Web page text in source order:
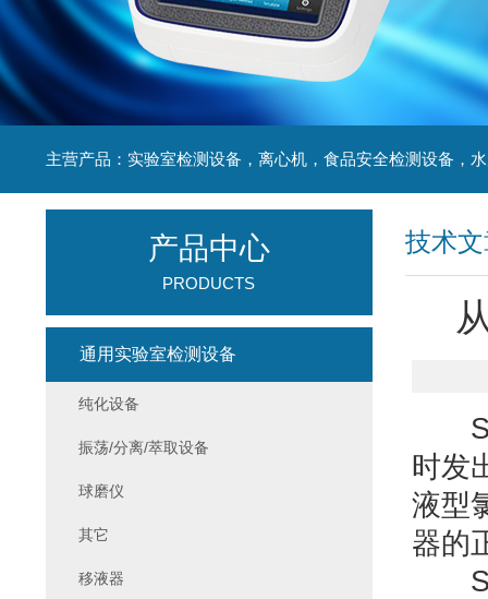
技术
时发
液型
器的
产品中心
PRODUCTS
通用实验室检测设备
纯化设备
振荡/分离/萃取设备
球磨仪
其它
移液器